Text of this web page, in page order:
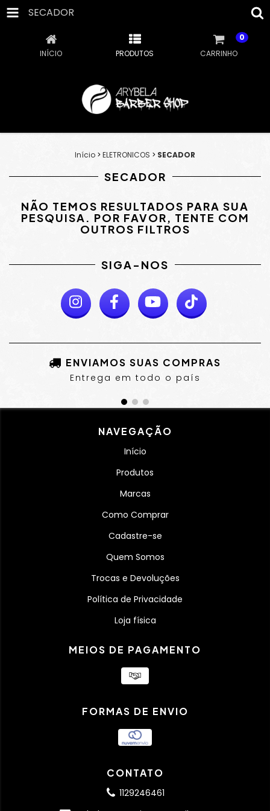
SECADOR
INÍCIO PRODUTOS CARRINHO
0
Início > ELETRONICOS > SECADOR
SECADOR
NÃO TEMOS RESULTADOS PARA SUA
PESQUISA. POR FAVOR, TENTE COM
OUTROS FILTROS
SIGA-NOS
ENVIAMOS SUAS COMPRAS
Entrega em todo o país
NAVEGAÇÃO
Início
Produtos
Marcas
Como Comprar
Cadastre-se
Quem Somos
Trocas e Devoluções
Política de Privacidade
Loja física
MEIOS DE PAGAMENTO
FORMAS DE ENVIO
CONTATO
1129246461